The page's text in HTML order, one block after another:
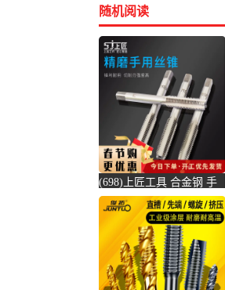
随机阅读
(698)上匠工具 合金钢 手
用丝锥攻螺纹工具攻丝丝
攻套丝m-螺纹钢(上匠工具
旗舰店仅售5.8元)